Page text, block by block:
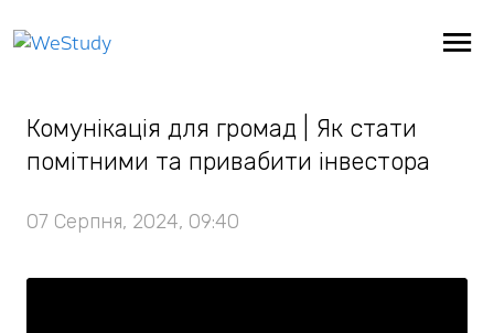
Повернутися
Комунікація для громад | Як стати
помітними та привабити інвестора
07 Серпня, 2024, 09:40